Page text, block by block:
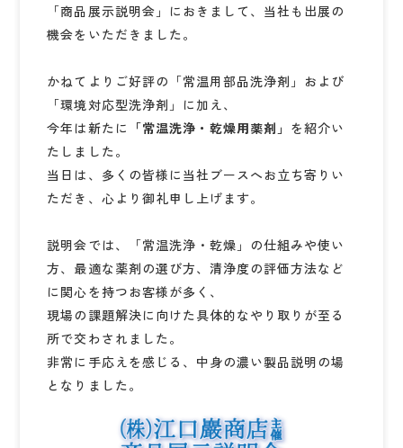
「商品展示説明会」におきまして、当社も出展の
機会をいただきました。
かねてよりご好評の「常温用部品洗浄剤」および
「環境対応型洗浄剤」に加え、
今年は新たに 「常温洗浄・乾燥用薬剤」 を紹介い
たしました。
当日は、多くの皆様に当社ブースへお立ち寄りい
ただき、心より御礼申し上げます。
説明会では、「常温洗浄・乾燥」の仕組みや使い
方、最適な薬剤の選び方、清浄度の評価方法など
に関心を持つお客様が多く、
現場の課題解決に向けた具体的なやり取りが至る
所で交わされました。
非常に手応えを感じる、中身の濃い製品説明の場
となりました。